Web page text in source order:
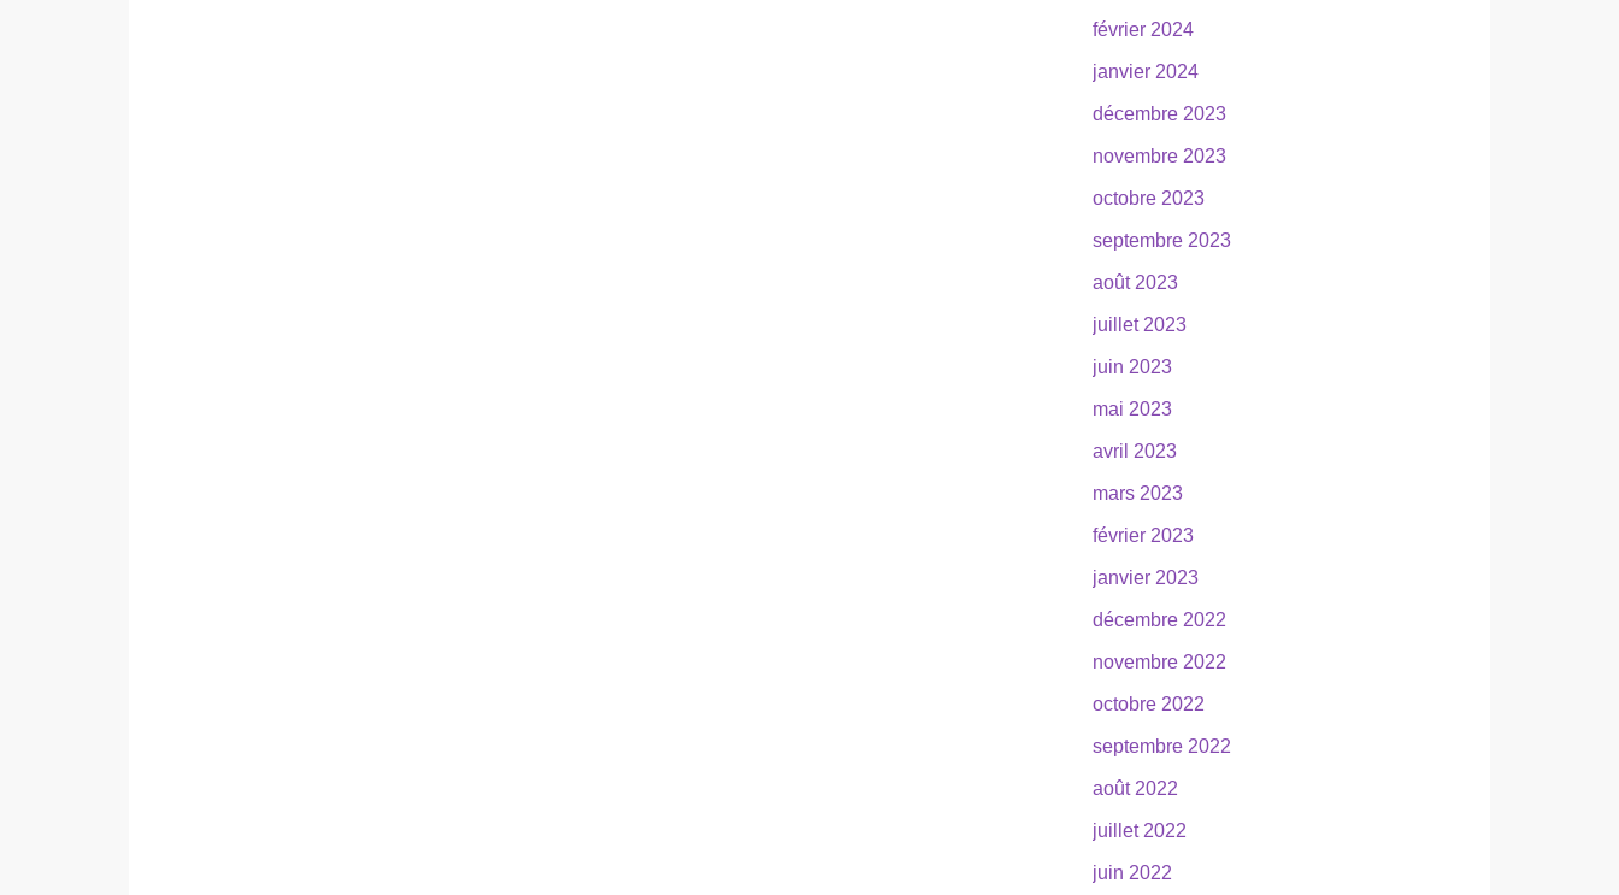
février 2024
janvier 2024
décembre 2023
novembre 2023
octobre 2023
septembre 2023
août 2023
juillet 2023
juin 2023
mai 2023
avril 2023
mars 2023
février 2023
janvier 2023
décembre 2022
novembre 2022
octobre 2022
septembre 2022
août 2022
juillet 2022
juin 2022